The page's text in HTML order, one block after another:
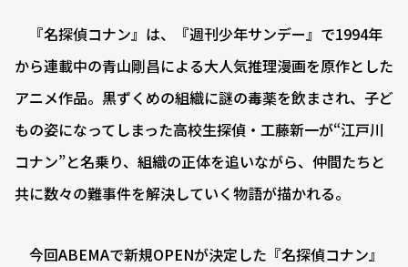
『名探偵コナン』は、『週刊少年サンデー』で1994年
から連載中の青山剛昌による大人気推理漫画を原作とした
アニメ作品。黒ずくめの組織に謎の毒薬を飲まされ、子ど
もの姿になってしまった高校生探偵・工藤新一が“江戸川
コナン”と名乗り、組織の正体を追いながら、仲間たちと
共に数々の難事件を解決していく物語が描かれる。
今回ABEMAで新規OPENが決定した『名探偵コナン』